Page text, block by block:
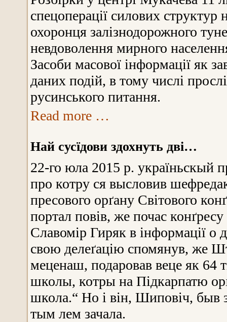
спецоперації силових структур
охоронця залізнодорожного
невдоволення мирного
Засоби масової інформації як
даних подій, в тому числі
русинського питання.
Read more …
Най сусїдови здохнуть дві…
22-го юла 2015 р. україньскый
про котру ся высловив
пресового орґану Світового
портал повів, же почас
Славомір Гиряк в інформації о
свою делеґацію спомянув, же
меценаш, подаровав веце як 64
школы, котры на Підкарпатю
школа.“ Но і він, Шиповіч, быв
тым лем зачала.